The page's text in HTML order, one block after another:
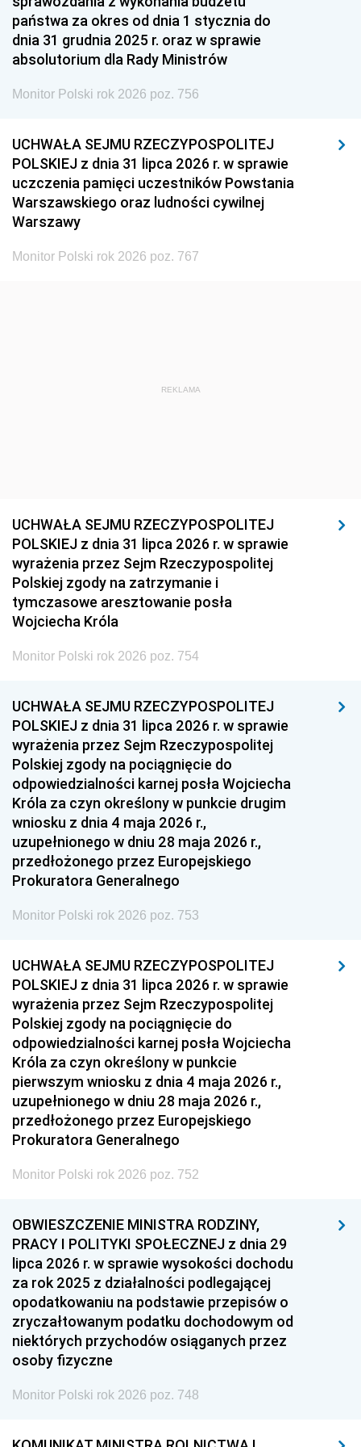
1948 1947 1946
1939 1938
państwa za okres od dnia 1 stycznia do
dnia 31 grudnia 2025 r. oraz w sprawie
absolutorium dla Rady Ministrów
Monitor Polski rok 2026 poz. 756
UCHWAŁA SEJMU RZECZYPOSPOLITEJ
POLSKIEJ z dnia 31 lipca 2026 r. w sprawie
uczczenia pamięci uczestników Powstania
Warszawskiego oraz ludności cywilnej
Warszawy
Monitor Polski rok 2026 poz. 767
REKLAMA
UCHWAŁA SEJMU RZECZYPOSPOLITEJ
POLSKIEJ z dnia 31 lipca 2026 r. w sprawie
wyrażenia przez Sejm Rzeczypospolitej
Polskiej zgody na zatrzymanie i
tymczasowe aresztowanie posła
Wojciecha Króla
Monitor Polski rok 2026 poz. 754
UCHWAŁA SEJMU RZECZYPOSPOLITEJ
POLSKIEJ z dnia 31 lipca 2026 r. w sprawie
wyrażenia przez Sejm Rzeczypospolitej
Polskiej zgody na pociągnięcie do
odpowiedzialności karnej posła Wojciecha
Króla za czyn określony w punkcie drugim
wniosku z dnia 4 maja 2026 r.,
uzupełnionego w dniu 28 maja 2026 r.,
przedłożonego przez Europejskiego
Prokuratora Generalnego
Monitor Polski rok 2026 poz. 753
UCHWAŁA SEJMU RZECZYPOSPOLITEJ
POLSKIEJ z dnia 31 lipca 2026 r. w sprawie
wyrażenia przez Sejm Rzeczypospolitej
Polskiej zgody na pociągnięcie do
odpowiedzialności karnej posła Wojciecha
Króla za czyn określony w punkcie
pierwszym wniosku z dnia 4 maja 2026 r.,
uzupełnionego w dniu 28 maja 2026 r.,
przedłożonego przez Europejskiego
Prokuratora Generalnego
Monitor Polski rok 2026 poz. 752
OBWIESZCZENIE MINISTRA RODZINY,
PRACY I POLITYKI SPOŁECZNEJ z dnia 29
lipca 2026 r. w sprawie wysokości dochodu
za rok 2025 z działalności podlegającej
opodatkowaniu na podstawie przepisów o
zryczałtowanym podatku dochodowym od
niektórych przychodów osiąganych przez
osoby fizyczne
Monitor Polski rok 2026 poz. 748